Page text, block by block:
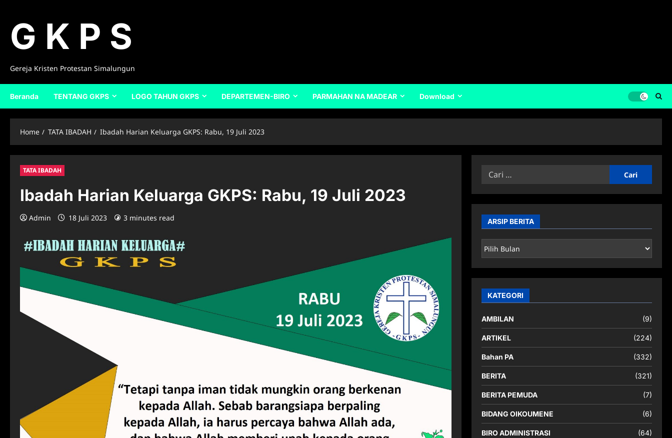
contentG K P S
Gereja Kristen Protestan Simalungun
Beranda TENTANG GKPS LOGO TAHUN GKPS DEPARTEMEN-BIRO PARMAHAN NA MADEAR Download
Home TATA IBADAH Ibadah Harian Keluarga GKPS: Rabu, 19 Juli 2023
TATA IBADAH
Ibadah Harian Keluarga GKPS: Rabu, 19 Juli 2023
Admin 18 Juli 2023 3 minutes read
Cari
ARSIP BERITA
ARSIP
BERITA
KATEGORI
AMBILAN (9)
ARTIKEL (224)
Bahan PA (332)
BERITA (321)
BERITA PEMUDA (7)
BIDANG OIKOUMENE (6)
BIRO ADMINISTRASI (64)